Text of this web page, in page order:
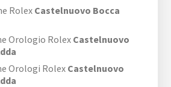
Rolex Castelnuovo Bocca
Orologio RolexCastelnuovo
Orologi RolexCastelnuovo